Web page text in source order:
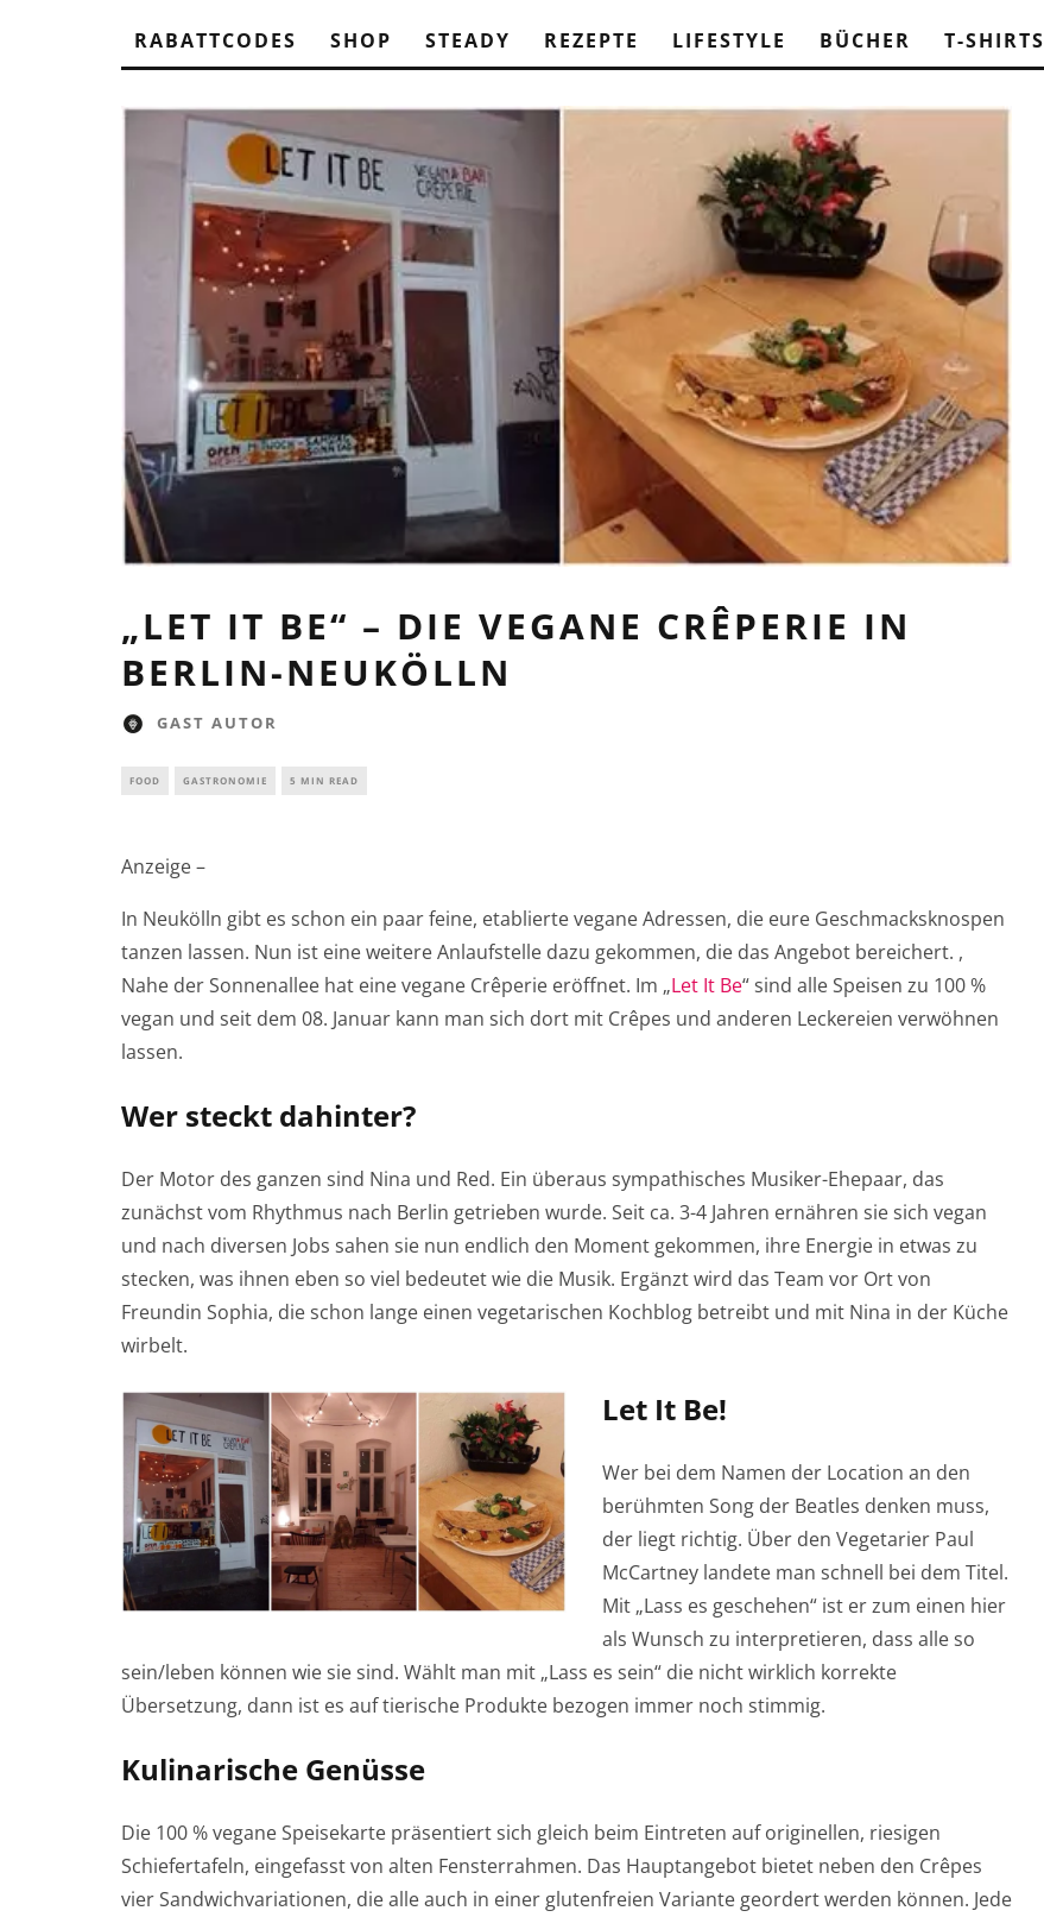
RABATTCODES SHOP STEADY REZEPTE LIFESTYLE BÜCHER T-SHIRTS
„LET IT BE“ – DIE VEGANE CRÊPERIE IN
BERLIN-NEUKÖLLN
GAST AUTOR
FOOD GASTRONOMIE 5 MIN READ
Anzeige –
In Neukölln gibt es schon ein paar feine, etablierte vegane Adressen, die eure Geschmacksknospen
tanzen lassen. Nun ist eine weitere Anlaufstelle dazu gekommen, die das Angebot bereichert. ,
Nahe der Sonnenallee hat eine vegane Crêperie eröffnet. Im „Let It Be“ sind alle Speisen zu 100 %
vegan und seit dem 08. Januar kann man sich dort mit Crêpes und anderen Leckereien verwöhnen
lassen.
Wer steckt dahinter?
Der Motor des ganzen sind Nina und Red. Ein überaus sympathisches Musiker-Ehepaar, das
zunächst vom Rhythmus nach Berlin getrieben wurde. Seit ca. 3-4 Jahren ernähren sie sich vegan
und nach diversen Jobs sahen sie nun endlich den Moment gekommen, ihre Energie in etwas zu
stecken, was ihnen eben so viel bedeutet wie die Musik. Ergänzt wird das Team vor Ort von
Freundin Sophia, die schon lange einen vegetarischen Kochblog betreibt und mit Nina in der Küche
wirbelt.
Let It Be!
Wer bei dem Namen der Location an den
berühmten Song der Beatles denken muss,
der liegt richtig. Über den Vegetarier Paul
McCartney landete man schnell bei dem Titel.
Mit „Lass es geschehen“ ist er zum einen hier
als Wunsch zu interpretieren, dass alle so
sein/leben können wie sie sind. Wählt man mit „Lass es sein“ die nicht wirklich korrekte
Übersetzung, dann ist es auf tierische Produkte bezogen immer noch stimmig.
Kulinarische Genüsse
Die 100 % vegane Speisekarte präsentiert sich gleich beim Eintreten auf originellen, riesigen
Schiefertafeln, eingefasst von alten Fensterrahmen. Das Hauptangebot bietet neben den Crêpes
vier Sandwichvariationen, die alle auch in einer glutenfreien Variante geordert werden können. Jede